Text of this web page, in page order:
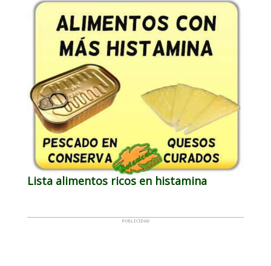
Lista alimentos ricos en histamina